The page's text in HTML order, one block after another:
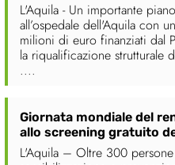
L'Aquila - Un importante
all’ospedale dell'Aquila con
milioni di euro finanziati dal
la riqualificazione
....
Giornata mondiale del
allo screening gratuito
L'Aquila – Oltre 300